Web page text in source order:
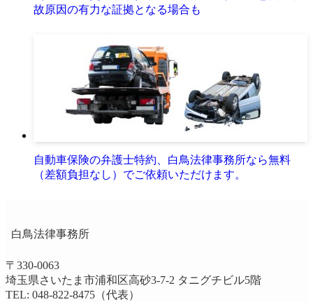
故原因の有力な証拠となる場合も
自動車保険の弁護士特約、白鳥法律事務所なら無料
（差額負担なし）でご依頼いただけます。
白鳥法律事務所
〒330-0063
埼玉県さいたま市浦和区高砂3-7-2 タニグチビル5階
TEL: 048-822-8475 （代表）